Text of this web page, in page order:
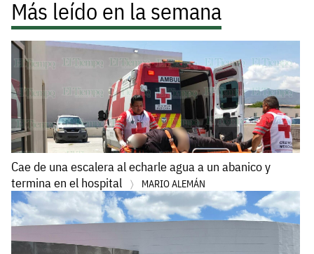
Más leído en la semana
Cae de una escalera al echarle agua a un abanico y
termina en el hospital
MARIO ALEMÁN